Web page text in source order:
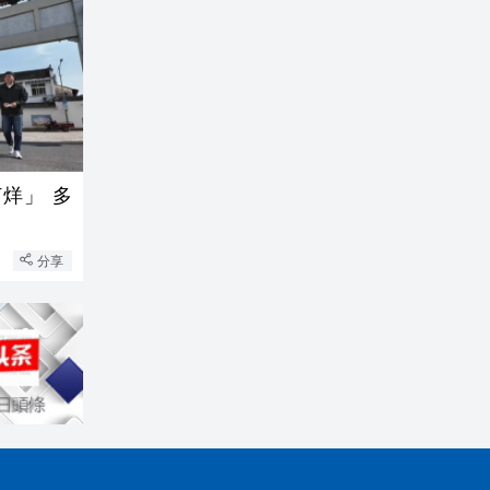
」 多
分享